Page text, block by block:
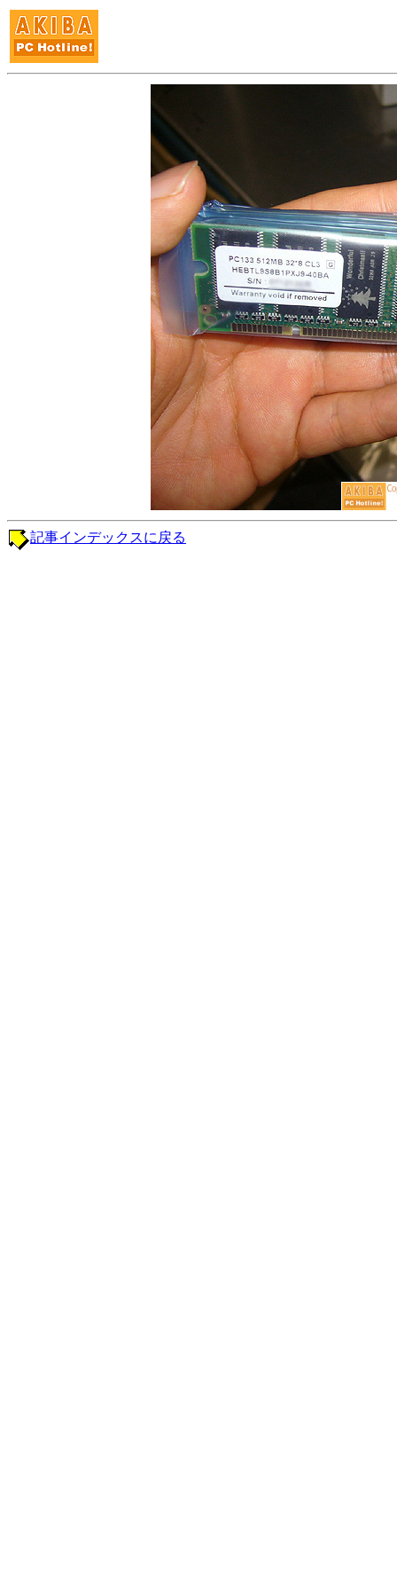
記事インデックスに戻る